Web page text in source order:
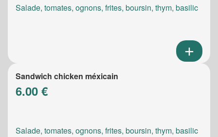
Salade, tomates, ognons, frites, boursin, thym, basilic
Sandwich chicken méxicain
6.00 €
Salade, tomates, ognons, frites, boursin, thym, basilic